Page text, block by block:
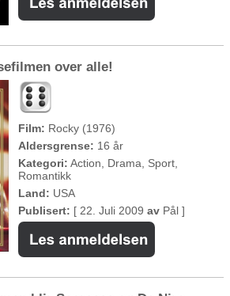
over alle!
Film: Rocky (1976)
Aldersgrense: 16 år
Kategori: Action, Drama, Sport,
Romantikk
Land: USA
Publisert: [ 22. Juli 2009 av Pål ]